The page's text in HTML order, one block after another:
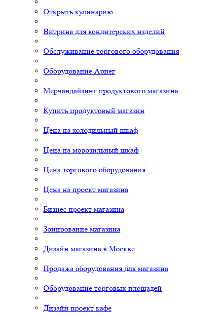
Открыть кулинарию
Витрина для кондитерских изделий
Обслуживание торгового оборудования
Оборудование Арнег
Мерчандайзинг продуктового магазина
Купить продуктовый магазин
Цена на холодильный шкаф
Цена на морозильный шкаф
Цена торгового оборудования
Цена на проект магазина
Бизнес проект магазина
Зонирование магазина
Дизайн магазина в Москве
Продажа оборудования для магазина
Оборудование торговых площадей
Дизайн проект кафе